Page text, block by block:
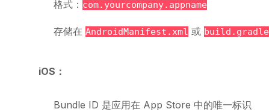
格式： com.yourcompany.appname
存储在 AndroidManifest.xml 或 build.gradle
iOS：
Bundle ID 是应用在 App Store 中的唯一标识